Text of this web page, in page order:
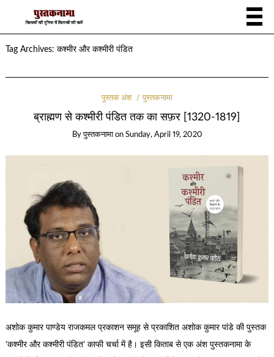
Tag Archives: कश्मीर और कश्मीरी पंडित
पुस्तक अंश पुस्तकनामा
ब्राह्मण से कश्मीरी पंडित तक का सफ़र [1320-1819]
Byपुस्तकनामा on Sunday, April 19, 2020
अशोक कुमार पाण्डेय राजकमल प्रकाशन समूह से प्रकाशित अशोक कुमार पांडे की पुस्तक
‘कश्मीर और कश्मीरी पंडित’ काफी चर्चा में है। इसी किताब से एक अंश पुस्तकनामा के